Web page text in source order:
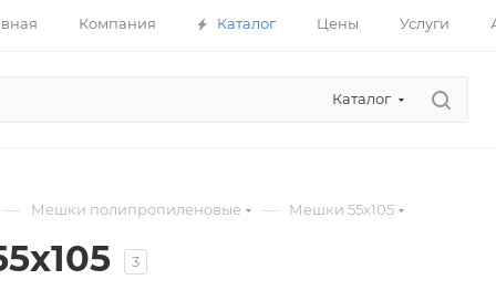
Компания Каталог Цены Услуги
Каталог
— Мешки полипропиленовые — Мешки 55х105
3